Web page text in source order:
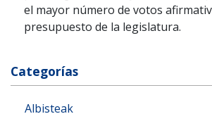
el mayor número de votos
presupuesto de la legislatura.
Categorías
Albisteak